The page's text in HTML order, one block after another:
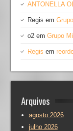
ANTONELLA
Regis em
o2 emGrupo
Regis em
Arquivos
agosto 2026
julho 2026